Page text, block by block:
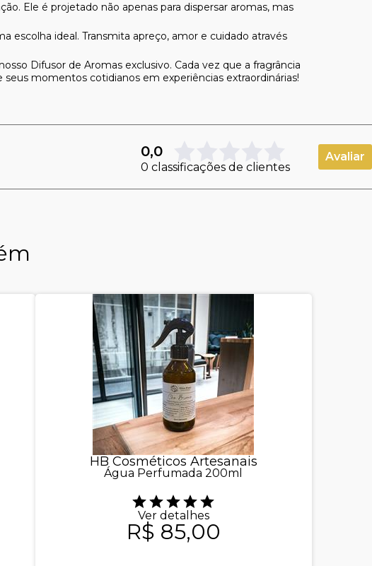
Ele é projetado não apenas para dispersar aromas, mas
escolha ideal. Transmita apreço, amor e cuidado através
Difusor de Aromas exclusivo. Cada vez que a fragrância
momentos cotidianos em experiências extraordinárias!
0,0
0 classificações de clientes
Avaliar
HB Cosméticos Artesanais
Água Perfumada 200ml
Ver detalhes
R$ 85,00